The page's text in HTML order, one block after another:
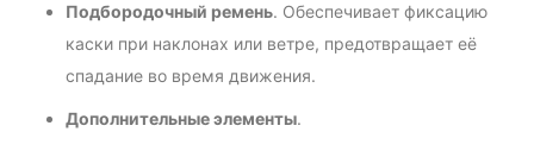
Подбородочный ремень. Обеспечивает фиксацию
каски при наклонах или ветре, предотвращает её
спадание во время движения.
Дополнительные элементы.